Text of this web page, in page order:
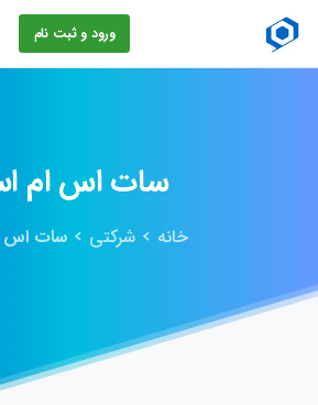
ورود و ثبت نام
ساتاسام
خانه شرکتی سات اس